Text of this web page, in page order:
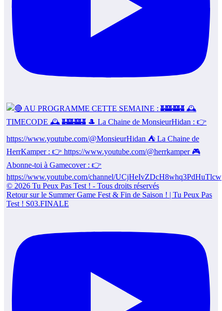
Retour sur le Summer Game Fest & Fin de Saison ! | Tu Peux Pas
Test ! S03.FINALE